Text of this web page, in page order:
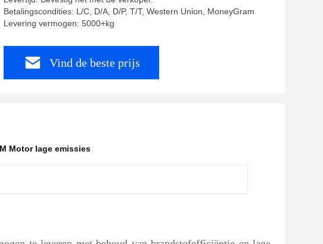
Betalingscondities: L/C, D/A, D/P, T/T, Western Union, MoneyGram
Levering vermogen: 5000+kg
Vind de beste prijs
Motor lage emissies